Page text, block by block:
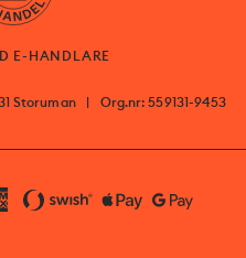
E-HANDLARE
Storuman | Org.nr: 559131-9453